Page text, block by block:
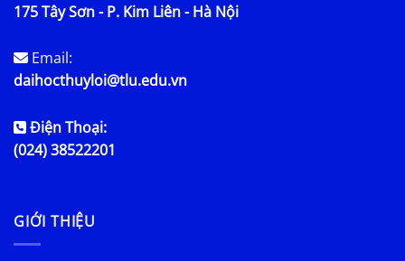
175 Tây Sơn - P. Kim Liên - Hà Nội
Email:
daihocthuyloi@tlu.edu.vn
Điện Thoại:
(024) 38522201
GIỚI THIỆU